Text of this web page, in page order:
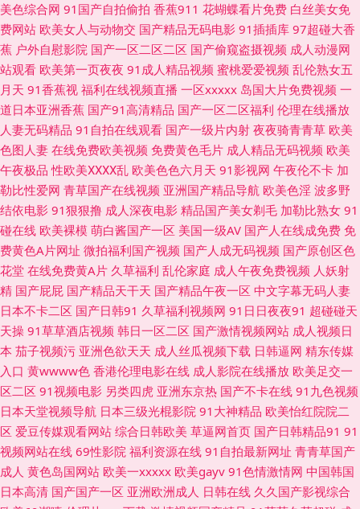
产 91人人干 成人色情小电影 国自拍第69 含羞草av社区 久久豆花福利 欧美
第一浮力影院 97人人超碰 超碰97资源共享 东京热加勒麻豆 精品探花系列 老
司机福利站 欧美深爱激情 日韩二页 三级片mp4 偷拍色图首页 亚洲色色五月
天 亚洲无码夜间福利 91av直播 91老司机色色 超碰超逼 日本成人大片 深夜
黄色A片 91传媒免费 91下载入口桃色 97资源欧美 无码欧洲三区 91次园
www97亚洲 红桃成人电影 另类欧美成人 午夜福利58 国产91白虎动漫 国产
精品天天干 久草网站欧美 人人操AV 日韩一道日 三级片网片 午夜福利网HD
伊人久久精品区 91大神合集 91视频游艇 91秀秀 俺来也俺去夜 成人操碰视
频 国产AV色色 九九自怕 狼友视频aa 蜜桃h视频 欧美酒色网 欧美最大黄色
AA 日本色情网站 日韩三级视频网 色欲一期二期 瑟瑟瑟瑟无码97 婷婷五月
天色网 午夜男人站 午夜专区 亚洲变态另类导航 自拍视频五区 91入口免费
99大香蕉五月天 AV网地址 超碰97人人模 超碰免费在线播放 浮力操操比 国
美色综合网 91国产自拍偷拍 香蕉911 花蝴蝶看片免费 白丝美女免
费网站 欧美女人与动物交 国产精品无码电影 91插插库 97超碰大香
蕉 户外自慰影院 国产一区二区二区 国产偷窥盗摄视频 成人动漫网
站观看 欧美第一页夜夜 91成人精品视频 蜜桃爱爱视频 乱伦熟女五
月天 91香蕉视 福利在线视频直播 一区xxxxx 岛国大片免费视频 一
道日本亚洲香蕉 国产91高清精品 国产一区二区福利 伦理在线播放
人妻无码精品 91自拍在线观看 国产一级片内射 夜夜骑青青草 欧美
色图人妻 在线免费欧美视频 免费黄色毛片 成人精品无码视频 欧美
午夜极品 性欧美ⅩⅩⅩⅩ乱 欧美色色六月天 91影视网 午夜伦不卡 加
勒比性爱网 青草国产在线视频 亚洲国产精品导航 欧美色淫 波多野
结依电影 91狠狠撸 成人深夜电影 精品国产美女剃毛 加勒比熟女 91
碰在线 欧美裸模 萌白酱国产一区 美国一级AV 国产人在线成免费 免
费黄色A片网址 微拍福利国产视频 国产人成无码视频 国产原创区色
花堂 在线免费黄A片 久草福利 乱伦家庭 成人午夜免费视频 人妖射
精 国产屁屁 国产精品天干天 国产精品午夜一区 中文字幕无码人妻
日本不卡二区 国产日韩91 久草福利视频网 91日日夜夜91 超碰碰天
天操 91草草酒店视频 韩日一区二区 国产激情视频网站 成人视频日
本 茄子视频污 亚洲色欲天天 成人丝瓜视频下载 日韩逼网 精东传媒
入口 黄wwww色 香港伦理电影在线 成人影院在线播放 欧美足交一
区二区 91视频电影 另类四虎 亚洲东京热 国产不卡在线 91九色视频
日本天堂视频导航 日本三级光棍影院 91大神精品 欧美怡红院院二
区 爱豆传媒观看网站 综合日韩欧美 草逼网首页 国产日韩精品91 91
视频网站在线 69性影院 福利资源在线 91自拍最新网址 青青草国产
成人 黄色岛国网站 欧美一xxxxx 欧美gayv 91色情激情网 中国韩国
日本高清 国产国产一区 亚洲欧洲成人 日韩在线 久久国产影视综合